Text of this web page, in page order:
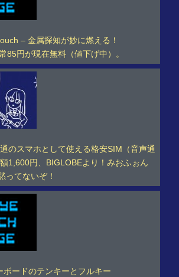
– 金属探知が妙に燃える！
85円が現在無料（値下げ中）。
のスマホとして使える格安SIM（音声通
1,600円、BIGLOBEより！みおふぉん
ってないぞ！
ボードのテンキーとフルキー